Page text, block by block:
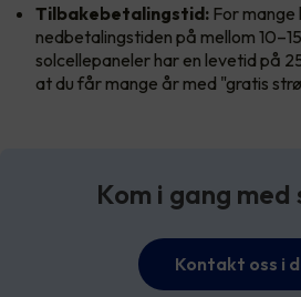
Tilbakebetalingstid: For mange
nedbetalingstiden på mellom
solcellepaneler har en levetid på
at du får mange år med "gratis
Kom i gang
Kontakt oss i